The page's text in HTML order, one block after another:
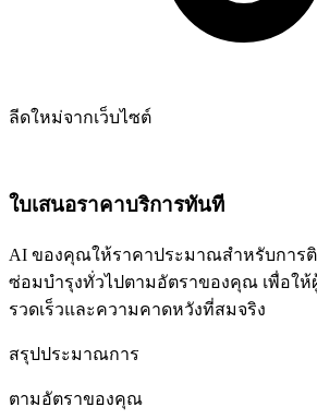
ลีดใหม่จากเว็บไซต์
ใบเสนอราคาบริการทันที
AI ของคุณให้ราคาประมาณสำหรับการติ
ซ่อมบำรุงทั่วไปตามอัตราของคุณ เพื่อให้
รวดเร็วและความคาดหวังที่สมจริง
สรุปประมาณการ
ตามอัตราของคุณ